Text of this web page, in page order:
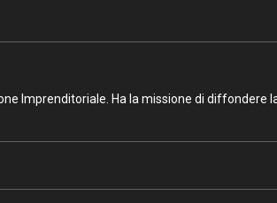
Imprenditoriale. Ha la missione di diffondere